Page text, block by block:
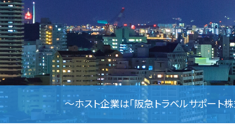
】 ～ホスト企業は「阪急トラベルサポート株